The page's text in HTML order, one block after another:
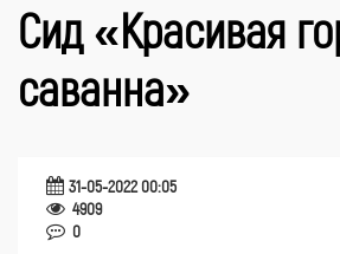
Сид «Красивая
саванна»
31-05-2022 00:05
4909
0